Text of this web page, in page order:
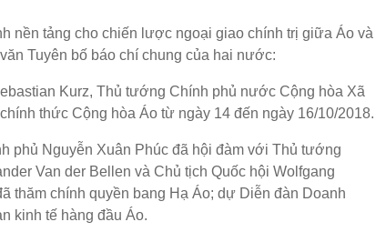
tảng cho chiến lược ngoại giao chính trị giữa Áo và
Tuyên bố báo chí chung của hai nước:
Kurz, Thủ tướng Chính phủ nước Cộng hòa Xã
thức Cộng hòa Áo từ ngày 14 đến ngày 16/10/2018.
Nguyễn Xuân Phúc đã hội đàm với Thủ tướng
Van der Bellen và Chủ tịch Quốc hội Wolfgang
thăm chính quyền bang Hạ Áo; dự Diễn đàn Doanh
kinh tế hàng đầu Áo.